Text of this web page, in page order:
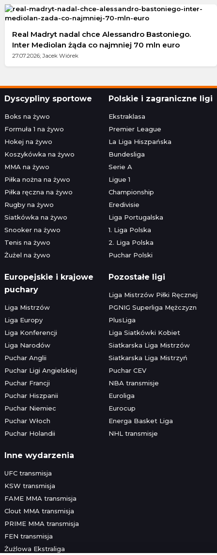
Real Madryt nadal chce Alessandro Bastoniego.
Inter Mediolan żąda co najmniej 70 mln euro
27.07.2026; Jacek Wiórek
Dyscypliny sportowe
Boks na żywo
Formuła 1 na żywo
Hokej na żywo
Koszykówka na żywo
MMA na żywo
Piłka nożna na żywo
Piłka ręczna na żywo
Rugby na żywo
Siatkówka na żywo
Snooker na żywo
Tenis na żywo
Żużel na żywo
Polskie i zagraniczne ligi
Ekstraklasa
Premier League
La Liga Hiszpańska
Bundesliga
Serie A
Ligue 1
Championship
Eredivisie
Liga Portugalska
1. Liga Polska
2. Liga Polska
Puchar Polski
Europejskie i krajowe
puchary
Liga Mistrzów
Liga Europy
Liga Konferencji
Liga Narodów
Puchar Anglii
Puchar Ligi Angielskiej
Puchar Francji
Puchar Hiszpanii
Puchar Niemiec
Puchar Włoch
Puchar Holandii
Pozostałe ligi
Liga Mistrzów Piłki Ręcznej
PGNIG Superliga Mężczyzn
PlusLiga
Liga Siatkówki Kobiet
Siatkarska Liga Mistrzów
Siatkarska Liga Mistrzyń
Puchar CEV
NBA transmisje
Euroliga
Eurocup
Energa Basket Liga
NHL transmisje
Inne wydarzenia
UFC transmisja
KSW transmisja
FAME MMA transmisja
Clout MMA transmisja
PRIME MMA transmisja
FEN transmisja
Żużlowa Ekstraliga